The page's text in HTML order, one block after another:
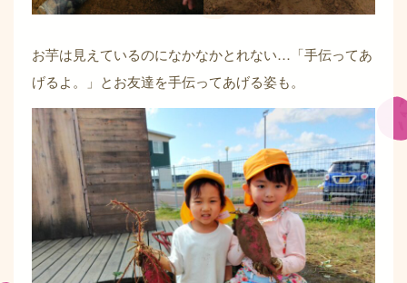
お芋は見えているのになかなかとれない…「手伝ってあ
げるよ。」とお友達を手伝ってあげる姿も。